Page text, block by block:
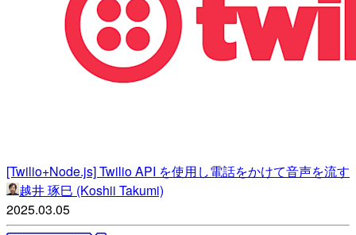
[Twilio+Node.js] Twilio API を使用し電話をかけて音声を流す
越井 琢巳 (Koshii Takumi)
2025.03.05